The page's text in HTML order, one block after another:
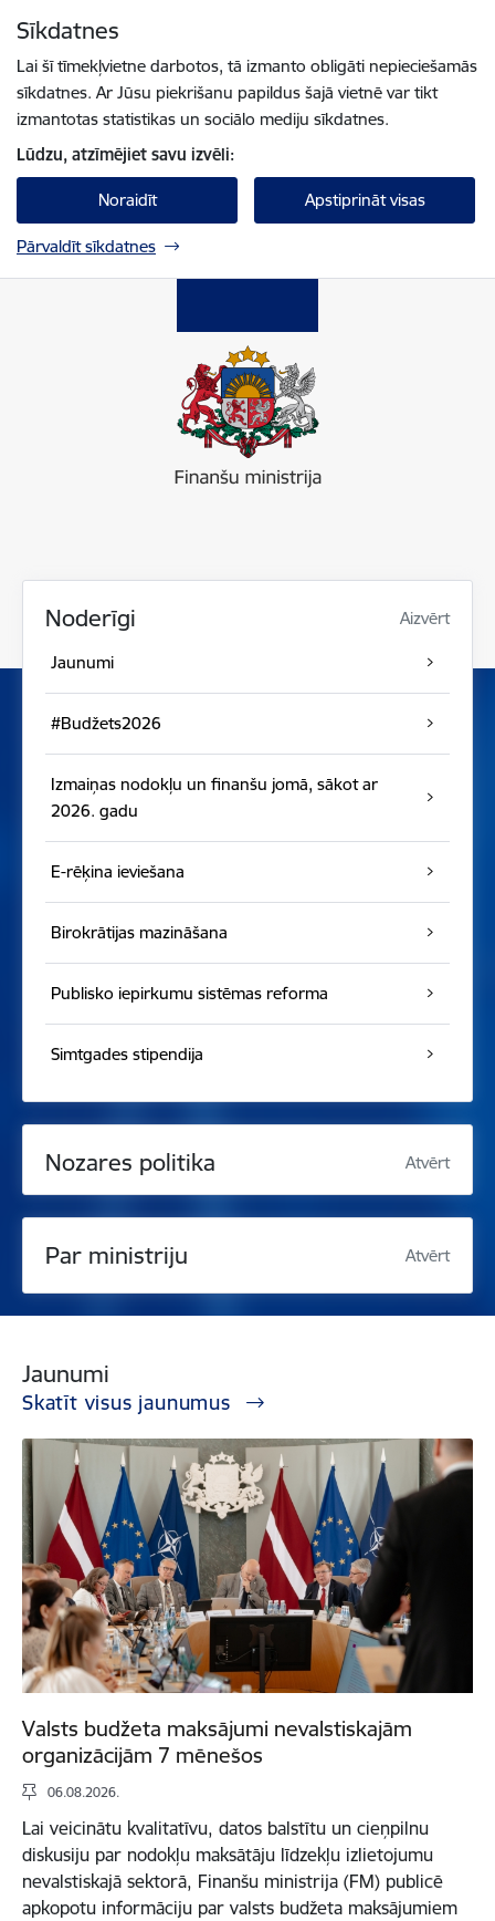
Sīkdatnes
Lai šī tīmekļvietne darbotos, tā izmanto obligāti nepieciešamās
sīkdatnes. Ar Jūsu piekrišanu papildus šajā vietnē var tikt
izmantotas statistikas un sociālo mediju sīkdatnes.
Lūdzu, atzīmējiet savu izvēli:
Noraidīt Apstiprināt visas
Pārvaldīt sīkdatnes
Noderīgi Aizvērt
Jaunumi
#Budžets2026
Izmaiņas nodokļu un finanšu jomā, sākot ar
2026. gadu
E-rēķina ieviešana
Birokrātijas mazināšana
Publisko iepirkumu sistēmas reforma
Simtgades stipendija
Nozares politika Atvērt
Par ministriju Atvērt
Jaunumi
Skatīt visus jaunumus
Valsts budžeta maksājumi nevalstiskajām
organizācijām 7 mēnešos
06.08.2026.
Lai veicinātu kvalitatīvu, datos balstītu un cieņpilnu
diskusiju par nodokļu maksātāju līdzekļu izlietojumu
nevalstiskajā sektorā, Finanšu ministrija (FM) publicē
apkopotu informāciju par valsts budžeta maksājumiem